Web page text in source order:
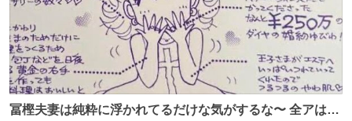
冨樫夫妻は純粋に浮かれてるだけな気がするな〜 全アはこ